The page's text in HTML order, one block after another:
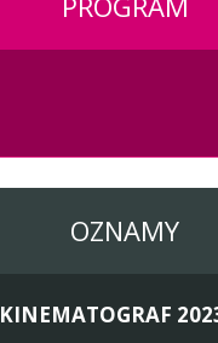
OZNAMY
KINEMATOGRAF